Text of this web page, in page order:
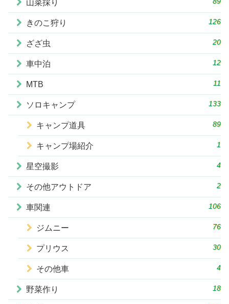
山菜採り
きのこ狩り 126
ざざ虫 20
車中泊 12
MTB 11
ソロキャンプ 133
キャンプ道具 89
キャンプ場紹介 1
星空撮影 4
その他アウトドア 2
車関連 106
ジムニー 76
プリウス 30
その他車 4
野菜作り 18